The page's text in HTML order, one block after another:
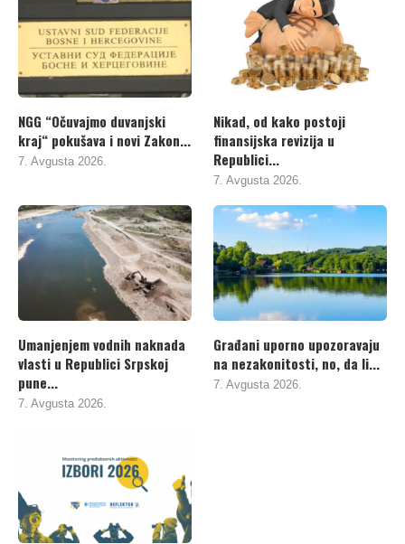
NGG “Očuvajmo duvanjski
kraj“ pokušava i novi Zakon...
7. Avgusta 2026.
Nikad, od kako postoji
finansijska revizija u
Republici...
7. Avgusta 2026.
Umanjenjem vodnih naknada
vlasti u Republici Srpskoj
pune...
7. Avgusta 2026.
Građani uporno upozoravaju
na nezakonitosti, no, da li...
7. Avgusta 2026.